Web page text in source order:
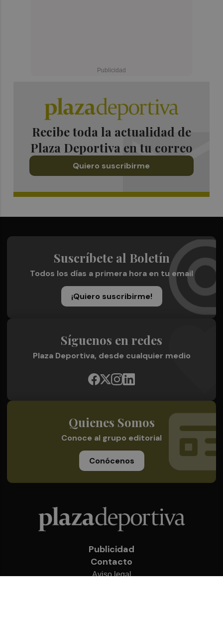
Recibe toda la actualidad de
Plaza Deportiva en tu correo
Quiero suscribirme
Suscríbete al Boletín
Todos los días a primera hora en tu email
¡Quiero suscribirme!
Síguenos en redes
Plaza Deportiva, desde cualquier medio
Quienes Somos
Conoce al grupo editorial
Conócenos
Publicidad
Contacto
Aviso legal